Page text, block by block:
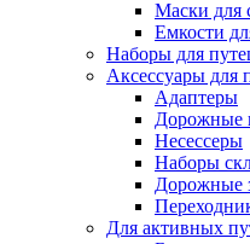
Маски для
Емкости
Наборы для
Аксессуары для
Адаптеры
Дорожные
Несессеры
Наборы
Дорожные
Для активных